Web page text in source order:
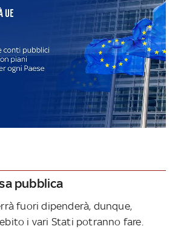
pubblica
fuori dipenderà, dunque,
i vari Stati potranno fare.